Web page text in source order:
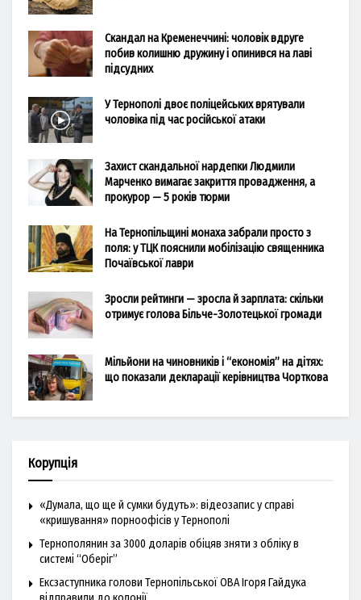
Скандал на Кременеччині: чоловік вдруге
побив колишню дружину і опинився на лаві
підсудних
У Тернополі двоє поліцейських врятували
чоловіка під час російської атаки
Захист скандальної нардепки Людмили
Марченко вимагає закриття провадження, а
прокурор — 5 років тюрми
На Тернопільщині монаха забрали просто з
поля: у ТЦК пояснили мобілізацію священника
Почаївської лаври
Зросли рейтинги — зросла й зарплата: скільки
отримує голова Більче-Золотецької громади
Мільйони на чиновників і “економія” на дітях:
що показали декларації керівництва Чорткова
Корупція
«Думала, що ще й сумки будуть»: відеозапис у справі
«кришування» порноофісів у Тернополі
Тернополянин за 3000 доларів обіцяв зняти з обліку в
системі “Оберіг”
Ексзаступника голови Тернопільської ОВА Ігоря Гайдука